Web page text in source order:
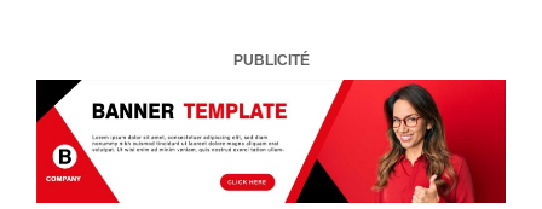
PUBLICITÉ